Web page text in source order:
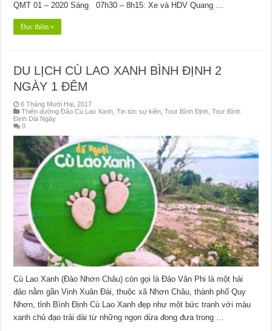
QMT 01 – 2020 Sáng 07h30 – 8h15: Xe và HDV Quang …
Đọc thêm »
DU LỊCH CÙ LAO XANH BÌNH ĐỊNH 2
NGÀY 1 ĐÊM
6 Tháng Mười Hai, 2017
Thiên đường Đảo Cù Lao Xanh ,Tin tức sự kiện ,Tour Bình Định ,Tour Bình
Định Dài Ngày
0
Cù Lao Xanh (Đảo Nhơn Châu) còn gọi là Đảo Vân Phi là một hải
đảo nằm gần Vịnh Xuân Đài, thuộc xã Nhơn Châu, thành phố Quy
Nhơn, tỉnh Bình Định Cù Lao Xanh đẹp như một bức tranh với màu
xanh chủ đạo trải dài từ những ngọn dừa đong đưa trong …